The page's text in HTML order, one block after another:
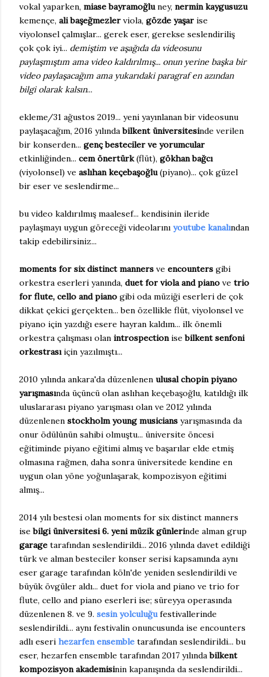
vokal yaparken, miase bayramoğluney, nermin kaygusuzu
kemençe, ali başeğmezler viola, gözde yaşar ise
viyolonsel çalmışlar... gerek eser, gerekse seslendiriliş
çok çok iyi... demiştim ve aşağıda da videosunu
paylaşmıştım ama video kaldırılmış... onun yerine başka bir
video paylaşacağım ama yukarıdaki paragraf en azından
bilgi olarak kalsın...
ekleme/31 ağustos 2019... yeni yayınlanan bir videosunu
paylaşacağım, 2016 yılındabilkent üniversitesinde verilen
bir konserden... genç besteciler ve yorumcular
etkinliğinden... cem önertürk(flüt), gökhan bağcı
(viyolonsel) ve aslıhan keçebaşoğlu(piyano)... çok güzel
bir eser ve seslendirme...
bu video kaldırılmış maalesef... kendisinin ileride
paylaşmayı uygun göreceği videolarını youtube kanalından
takip edebilirsiniz...
moments for six distinct manners ve encounters gibi
orkestra eserleri yanında, duet for viola and piano ve trio
for flute, cello and piano gibi oda müziği eserleri de çok
dikkat çekici gerçekten... ben özellikle flüt, viyolonsel ve
piyano için yazdığı esere hayran kaldım... ilk önemli
orkestra çalışması olan introspectionisebilkent senfoni
orkestrasıiçin yazılmıştı...
2010 yılında ankara'da düzenlenen ulusal chopin piyano
yarışmasında üçüncü olan aslıhan keçebaşoğlu, katıldığı ilk
uluslararası piyano yarışması olan ve 2012 yılında
düzenlenen stockholm young musicians yarışmasında da
onur ödülünün sahibi olmuştu... üniversite öncesi
eğitiminde piyano eğitimi almış ve başarılar elde etmiş
olmasına rağmen, daha sonra üniversitede kendine en
uygun olan yöne yoğunlaşarak, kompozisyon eğitimi
almış...
2014 yılı bestesi olan moments for six distinct manners
isebilgi üniversitesi 6. yeni müzik günlerinde alman grup
garage tarafından seslendirildi... 2016 yılında davet edildiği
türk ve alman besteciler konser serisi kapsamında aynı
eser garage tarafından köln'de yeniden seslendirildi ve
büyük övgüler aldı... duet for viola and piano ve trio for
flute, cello and piano eserleri ise; süreyya operasında
düzenlenen 8. ve 9. sesin yolculuğufestivallerinde
seslendirildi... aynı festivalin onuncusunda ise encounters
adlı eseri hezarfen ensemble tarafından seslendirildi... bu
eser, hezarfen ensemble tarafından 2017 yılındabilkent
kompozisyon akademisinin kapanışında da seslendirildi...